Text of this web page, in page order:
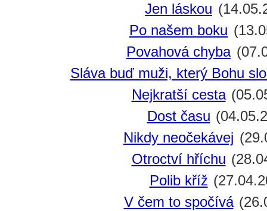
Jen láskou
Po našem boku
Povahová chyba
Sláva buď muži, který Bohu
Nejkratší cesta
Dost času
Nikdy neočekávej
Otroctví hříchu
Polib kříž
V čem to spočívá